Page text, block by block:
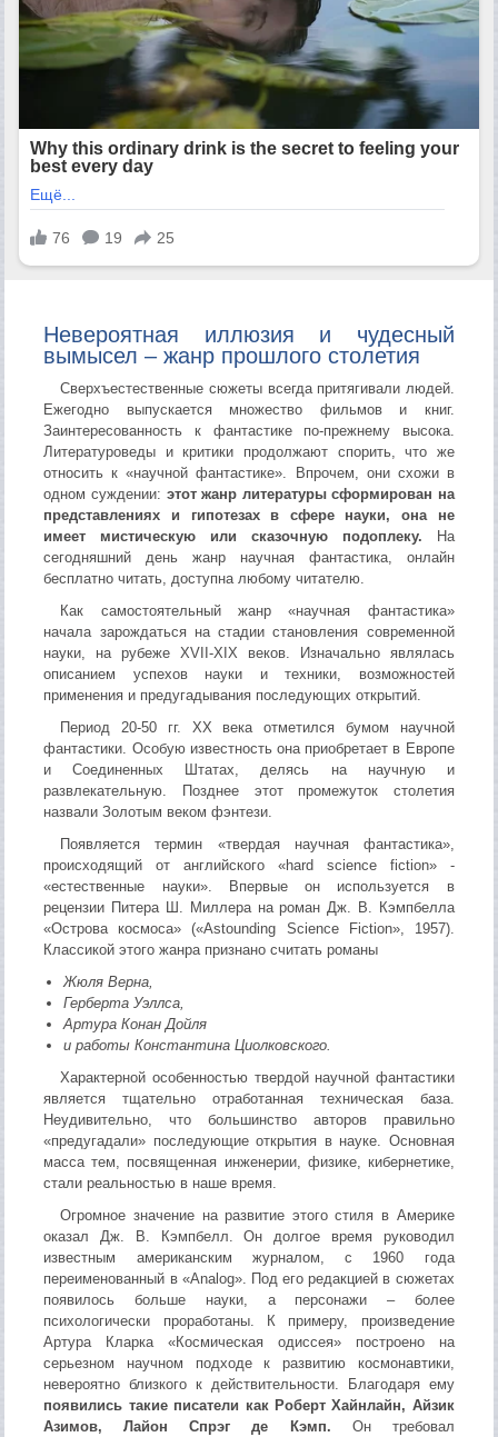
Невероятная иллюзия и чудесный
вымысел – жанр прошлого столетия
Сверхъестественные сюжеты всегда притягивали людей.
Ежегодно выпускается множество фильмов и книг.
Заинтересованность к фантастике по-прежнему высока.
Литературоведы и критики продолжают спорить, что же
относить к «научной фантастике». Впрочем, они схожи в
одном суждении: этот жанр литературы сформирован на
представлениях и гипотезах в сфере науки, она не
имеет мистическую или сказочную подоплеку. На
сегодняшний день жанр научная фантастика, онлайн
бесплатно читать, доступна любому читателю.
Как самостоятельный жанр «научная фантастика»
начала зарождаться на стадии становления современной
науки, на рубеже XVII-XIX веков. Изначально являлась
описанием успехов науки и техники, возможностей
применения и предугадывания последующих открытий.
Период 20-50 гг. XX века отметился бумом научной
фантастики. Особую известность она приобретает в Европе
и Соединенных Штатах, делясь на научную и
развлекательную. Позднее этот промежуток столетия
назвали Золотым веком фэнтези.
Появляется термин «твердая научная фантастика»,
происходящий от английского «hard science fiction» -
«естественные науки». Впервые он используется в
рецензии Питера Ш. Миллера на роман Дж. В. Кэмпбелла
«Острова космоса» («Astounding Science Fiction», 1957).
Классикой этого жанра признано считать романы
Жюля Верна,
Герберта Уэллса,
Артура Конан Дойля
и работы Константина Циолковского.
Характерной особенностью твердой научной фантастики
является тщательно отработанная техническая база.
Неудивительно, что большинство авторов правильно
«предугадали» последующие открытия в науке. Основная
масса тем, посвященная инженерии, физике, кибернетике,
стали реальностью в наше время.
Огромное значение на развитие этого стиля в Америке
оказал Дж. В. Кэмпбелл. Он долгое время руководил
известным американским журналом, с 1960 года
переименованный в «Analog». Под его редакцией в сюжетах
появилось больше науки, а персонажи – более
психологически проработаны. К примеру, произведение
Артура Кларка «Космическая одиссея» построено на
серьезном научном подходе к развитию космонавтики,
невероятно близкого к действительности. Благодаря ему
появились такие писатели как Роберт Хайнлайн, Айзик
Азимов, Лайон Спрэг де Кэмп. Он требовал